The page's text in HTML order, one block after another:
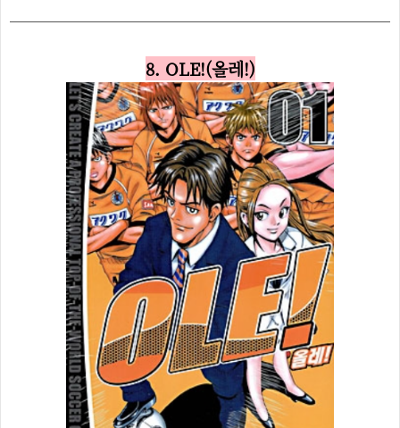
8. OLE!(올레!)